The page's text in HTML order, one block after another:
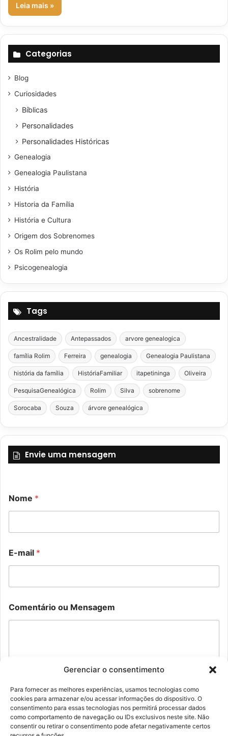
Gerenciar o consentimento
Para fornecer as melhores experiências, usamos tecnologias como
cookies para armazenar e/ou acessar informações do dispositivo. O
consentimento para essas tecnologias nos permitirá processar dados
como comportamento de navegação ou IDs exclusivos neste site. Não
consentir ou retirar o consentimento pode afetar negativamente certos
Leia mais »
Categorias
Blog
Curiosidades
Bíblicas
Personalidades
Personalidades Históricas
Genealogia
Genealogia Paulistana
História
Historia da Família
História e Cultura
Origem dos Sobrenomes
Os Rolim pelo mundo
Psicogenealogia
Tags
Ancestralidade Antepassados arvore genealogica
família Rolim Ferreira genealogia Genealogia Paulistana
história da família HistóriaFamiliar itapetininga Oliveira
PesquisaGenealógica Rolim Silva sobrenome
Sorocaba Souza árvore genealógica
Envie uma mensagem
Nome *
E
-
l
C
o
o
E-mail *
-
m
o
o
m
e
n
t
Comentário ou Mensagem
Enviar